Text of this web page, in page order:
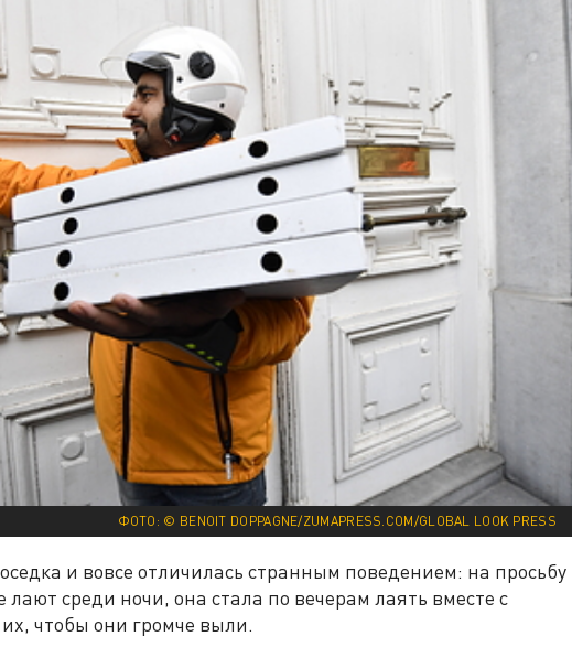
ФОТО: © BENOIT DOPPAGNE/ZUMAPRESS.COM/GLOBAL LOOK PRESS
и вовсе отличилась странным поведением: на просьбу
лают среди ночи, она стала по вечерам лаять вместе с
чтобы они громче выли.